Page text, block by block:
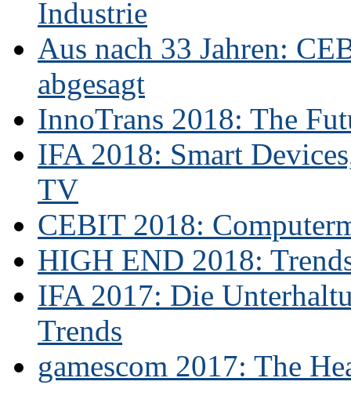
Industrie
Aus nach 33 Jahren:
abgesagt
InnoTrans 2018: The
IFA 2018: Smart
TV
CEBIT 2018:
HIGH END 2018:
IFA 2017: Die
Trends
gamescom 2017: The